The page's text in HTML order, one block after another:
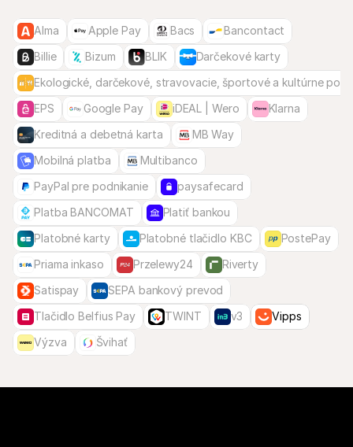
Alma Apple Pay Bacs
Bancontact
Billie
Bizum BLIK
Darčekové karty
Ekologické, darčekové, stravovacie, športové a kultúrne
EPS
Google Pay iDEAL | Wero
Klarna
Kreditná a debetná karta
MB Way
Mobilná platba
Multibanco
PayPal pre podnikanie
paysafecard
Platba BANCOMAT
Platiť bankou
Platobné karty
Platobné tlačidlo KBC
PostePay
Priama inkaso
Przelewy24
Riverty
Satispay
SEPA bankový prevod
Tlačidlo Belfius Pay
TWINT v3
Vipps
Výzva
Švihať